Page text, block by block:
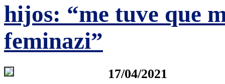
hijos: “me tuve que
feminazi”
17/04/2021